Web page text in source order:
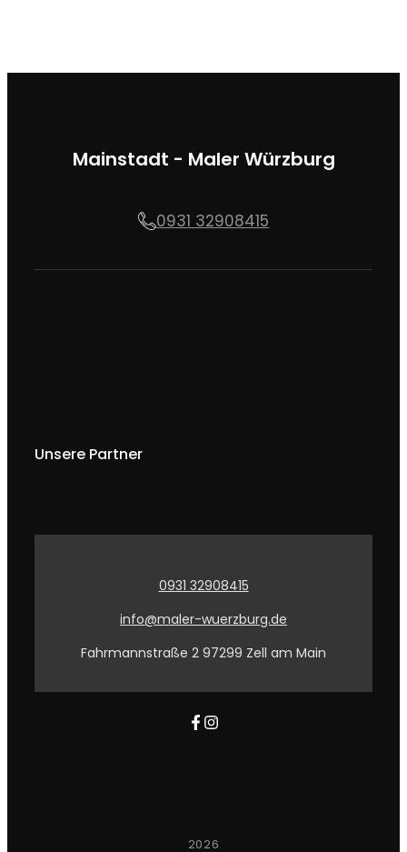
Mainstadt - Maler Würzburg
0931 32908415
Unsere Partner
0931 32908415
info@maler-wuerzburg.de
Fahrmannstraße 2 97299 Zell am Main
2026